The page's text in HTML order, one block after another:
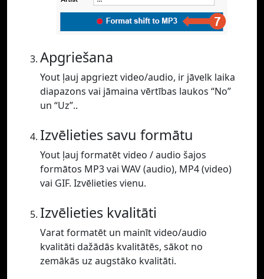
Apgriešana
Yout ļauj apgriezt video/audio, ir jāvelk laika
diapazons vai jāmaina vērtības laukos “No”
un “Uz”..
Izvēlieties savu formātu
Yout ļauj formatēt video / audio šajos
formātos MP3 vai WAV (audio), MP4 (video)
vai GIF. Izvēlieties vienu.
Izvēlieties kvalitāti
Varat formatēt un mainīt video/audio
kvalitāti dažādās kvalitātēs, sākot no
zemākās uz augstāko kvalitāti.